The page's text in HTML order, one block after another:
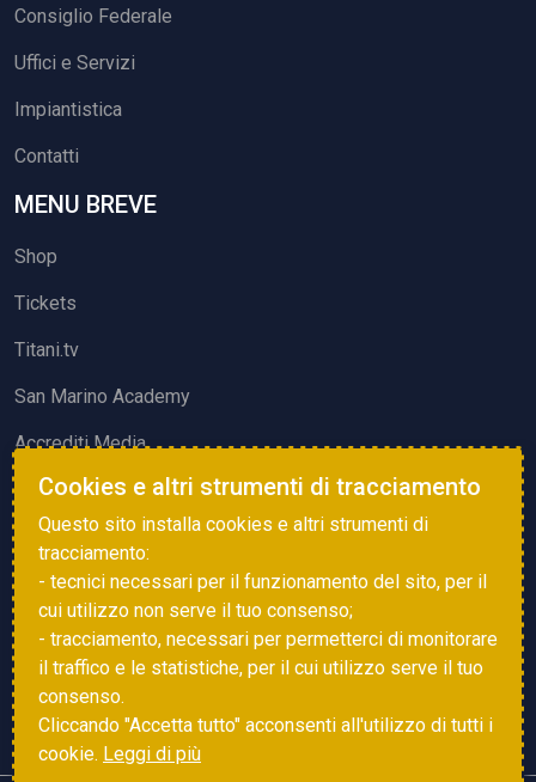
Consiglio Federale
Uffici e Servizi
Impiantistica
Contatti
MENU BREVE
Shop
Tickets
Titani.tv
San Marino Academy
Accrediti Media
ATTIVITÀ ED EVENTI
Squadre di Calcio
Associazione Sammarinese Arbitri
Vota gol e parata
Cookies e altri strumenti di tracciamento
Questo sito installa cookies e altri strumenti di
tracciamento:
- tecnici necessari per il funzionamento del sito, per il
cui utilizzo non serve il tuo consenso;
- tracciamento, necessari per permetterci di monitorare
il traffico e le statistiche, per il cui utilizzo serve il tuo
consenso.
Cliccando "Accetta tutto" acconsenti all'utilizzo di tutti i
cookie. Leggi di più